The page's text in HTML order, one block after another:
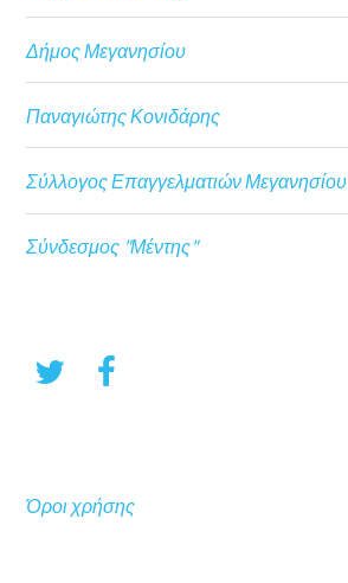
Δήμος Μεγανησίου
Παναγιώτης Κονιδάρης
Σύλλογος Επαγγελματιών Μεγανησίου
Σύνδεσμος "Μέντης"
Όροι χρήσης